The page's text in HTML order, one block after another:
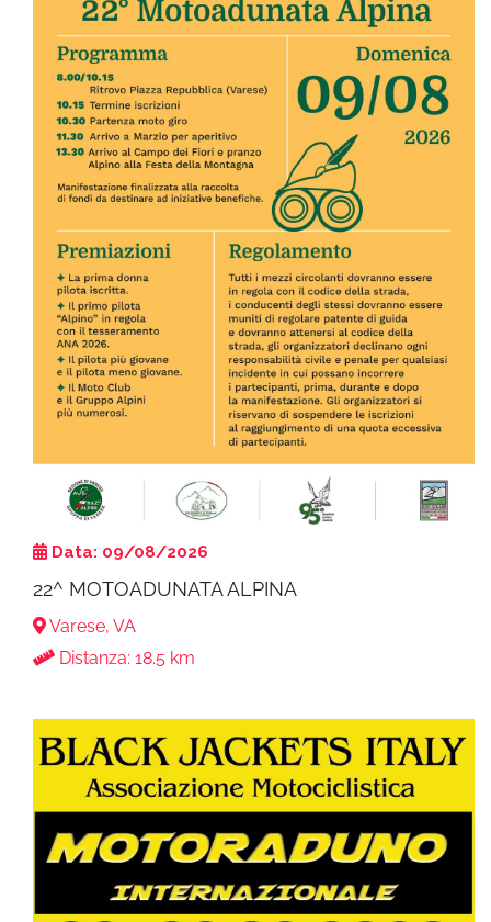
Data: 09/08/2026
22^ MOTOADUNATA ALPINA
Varese, VA
Distanza: 18.5 km